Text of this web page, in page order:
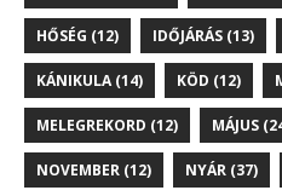
HŐSÉG (12) IDŐJÁRÁS (13)
KÁNIKULA(14) KÖD (12)
MELEGREKORD (12) MÁJUS
NOVEMBER (12) NYÁR (37)